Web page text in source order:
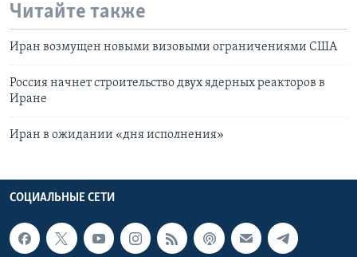
Читайте также
Иран возмущен новыми визовыми ограничениями США
Россия начнет строительство двух ядерных реакторов в
Иране
Иран в ожидании «дня исполнения»
СОЦИАЛЬНЫЕ СЕТИ